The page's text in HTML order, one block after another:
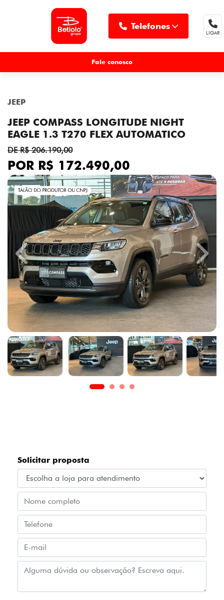
Telefones
LIGAR
Fale conosco
JEEP
JEEP COMPASS LONGITUDE NIGHT
EAGLE 1.3 T270 FLEX AUTOMATICO
DE R$ 206.190,00
POR R$ 172.490,00
Previous Next
Solicitar proposta